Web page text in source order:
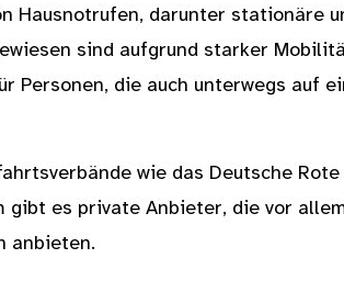
Hausnotrufen, darunter stationäre
sind aufgrund starker
Personen, die auch unterwegs auf
wie das Deutsche
gibt es private Anbieter, die vor
anbieten.